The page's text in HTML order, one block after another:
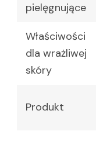
pielęgnujące
Właściwości
dla wrażliwej
skóry
Produkt